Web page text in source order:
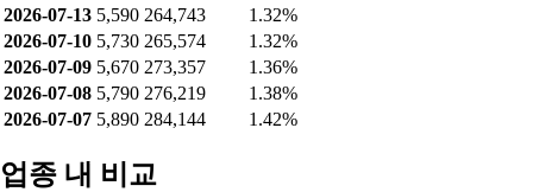
2026-07-13 5,590 264,743
1.32%
2026-07-10 5,730 265,574
1.32%
2026-07-09 5,670 273,357
1.36%
2026-07-08 5,790 276,219
1.38%
2026-07-07 5,890 284,144 1.42%
업종 내 비교